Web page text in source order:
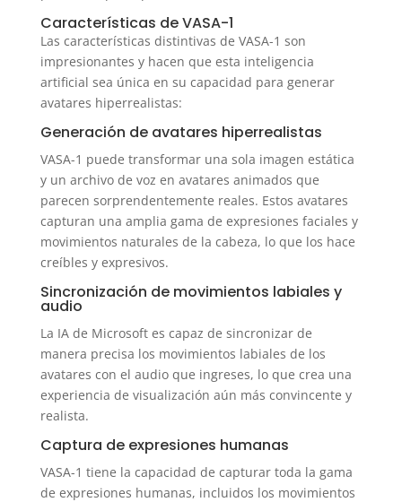
Características de VASA-1
Las características distintivas de VASA-1 son
impresionantes y hacen que esta inteligencia
artificial sea única en su capacidad para generar
avatares hiperrealistas:
Generación de avatares hiperrealistas
VASA-1 puede transformar una sola imagen estática
y un archivo de voz en avatares animados que
parecen sorprendentemente reales. Estos avatares
capturan una amplia gama de expresiones faciales y
movimientos naturales de la cabeza, lo que los hace
creíbles y expresivos.
Sincronización de movimientos labiales y
audio
La IA de Microsoft es capaz de sincronizar de
manera precisa los movimientos labiales de los
avatares con el audio que ingreses, lo que crea una
experiencia de visualización aún más convincente y
realista.
Captura de expresiones humanas
VASA-1 tiene la capacidad de capturar toda la gama
de expresiones humanas, incluidos los movimientos